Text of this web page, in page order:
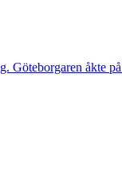
åkte